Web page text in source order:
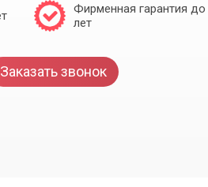
Фирменная гарантия до
лет
Заказать звонок